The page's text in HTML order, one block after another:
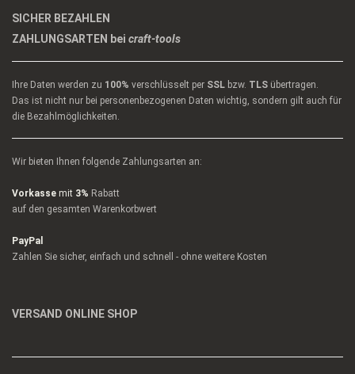
SICHER BEZAHLEN
ZAHLUNGSARTEN bei craft-tools
Ihre Daten werden zu 100% verschlüsselt per SSL bzw. TLS übertragen.
Das ist nicht nur bei personenbezogenen Daten wichtig, sondern gilt auch für
die Bezahlmöglichkeiten.
Wir bieten Ihnen folgende Zahlungsarten an:
Vorkasse mit 3% Rabatt
auf den gesamten Warenkorbwert
PayPal
Zahlen Sie sicher, einfach und schnell - ohne weitere Kosten
VERSAND ONLINE SHOP